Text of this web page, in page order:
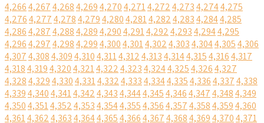
4,2664,2674,2684,2694,2704,2714,2724,2734,2744,275
4,2764,2774,2784,2794,2804,2814,2824,2834,2844,285
4,2864,2874,2884,2894,2904,2914,2924,2934,2944,295
4,2964,2974,2984,2994,3004,3014,3024,3034,3044,3054,306
4,3074,3084,3094,3104,3114,3124,3134,3144,3154,3164,317
4,3184,3194,3204,3214,3224,3234,3244,3254,3264,327
4,3284,3294,3304,3314,3324,3334,3344,3354,3364,3374,338
4,3394,3404,3414,3424,3434,3444,3454,3464,3474,3484,349
4,3504,3514,3524,3534,3544,3554,3564,3574,3584,3594,360
4,3614,3624,3634,3644,3654,3664,3674,3684,3694,3704,371